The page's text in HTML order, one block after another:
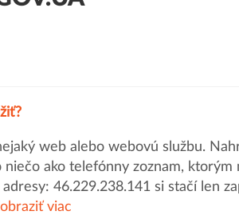
web alebo webovú službu.
ako telefónny zoznam, ktorým
46.229.238.141 si stačí len
viac